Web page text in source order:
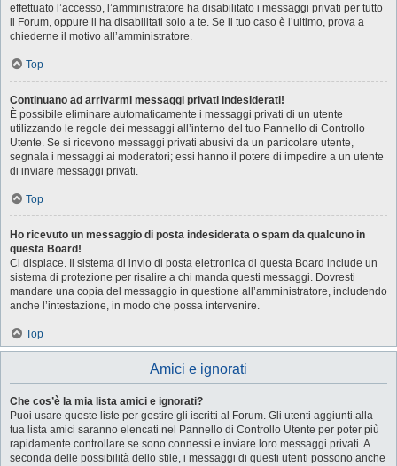
effettuato l’accesso, l’amministratore ha disabilitato i messaggi privati per tutto
il Forum, oppure li ha disabilitati solo a te. Se il tuo caso è l’ultimo, prova a
chiederne il motivo all’amministratore.
Top
Continuano ad arrivarmi messaggi privati indesiderati!
È possibile eliminare automaticamente i messaggi privati ​​di un utente
utilizzando le regole dei messaggi all’interno del tuo Pannello di Controllo
Utente. Se si ricevono messaggi privati ​​abusivi da un particolare utente,
segnala i messaggi ai moderatori; essi hanno il potere di impedire a un utente
di inviare messaggi privati​​.
Top
Ho ricevuto un messaggio di posta indesiderata o spam da qualcuno in
questa Board!
Ci dispiace. Il sistema di invio di posta elettronica di questa Board include un
sistema di protezione per risalire a chi manda questi messaggi. Dovresti
mandare una copia del messaggio in questione all’amministratore, includendo
anche l’intestazione, in modo che possa intervenire.
Top
Amici e ignorati
Che cos’è la mia lista amici e ignorati?
Puoi usare queste liste per gestire gli iscritti al Forum. Gli utenti aggiunti alla
tua lista amici saranno elencati nel Pannello di Controllo Utente per poter più
rapidamente controllare se sono connessi e inviare loro messaggi privati. A
seconda delle possibilità dello stile, i messaggi di questi utenti possono anche